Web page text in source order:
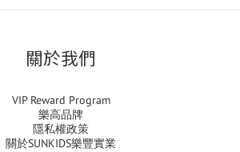
關於我們
VIP Reward Program
樂高品牌
隱私權政策
關於SUNKIDS樂豐實業